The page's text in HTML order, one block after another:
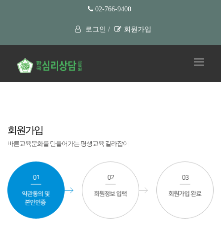
02-766-9400
로그인 / 회원가입
회원가입
바른교육문화를 만들어가는 평생교육 길라잡이